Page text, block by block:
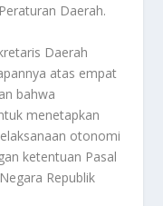
Daerah.
Daerah
atas empat
bahwa
menetapkan
otonomi
ketentuan Pasal
Republik